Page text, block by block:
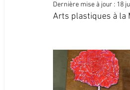
Dernière mise à jour : 18
Arts plastiques à la